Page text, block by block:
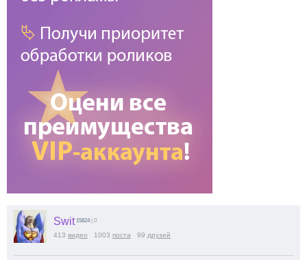
Swit 15824 | 0
413 видео 1003 поста 99 друзей